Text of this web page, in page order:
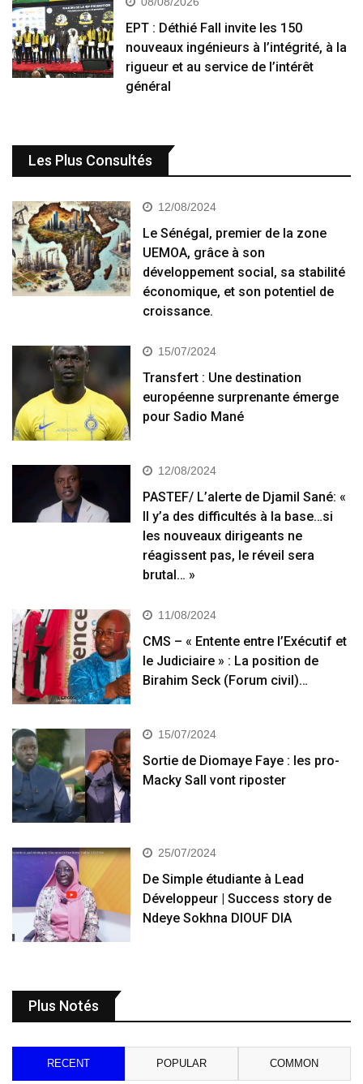
EPT : Déthié Fall invite les 150
nouveaux ingénieurs à l’intégrité, à la
rigueur et au service de l’intérêt
général
Les Plus Consultés
12/08/2024
Le Sénégal, premier de la zone
UEMOA, grâce à son
développement social, sa stabilité
économique, et son potentiel de
croissance.
15/07/2024
Transfert : Une destination
européenne surprenante émerge
pour Sadio Mané
12/08/2024
PASTEF/ L’alerte de Djamil Sané: «
Il y’a des difficultés à la base…si
les nouveaux dirigeants ne
réagissent pas, le réveil sera
brutal… »
11/08/2024
CMS – « Entente entre l’Exécutif et
le Judiciaire » : La position de
Birahim Seck (Forum civil)…
15/07/2024
Sortie de Diomaye Faye : les pro-
Macky Sall vont riposter
25/07/2024
De Simple étudiante à Lead
Développeur | Success story de
Ndeye Sokhna DIOUF DIA
Plus Notés
RECENT POPULAR COMMON